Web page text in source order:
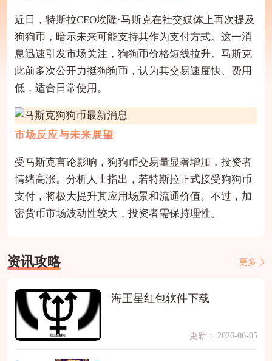
近日，特斯拉CEO埃隆·马斯克在社交媒体上再次提及
狗狗币，暗示未来可能支持其作为支付方式。这一消
息迅速引发市场关注，狗狗币价格短线拉升。马斯克
此前多次公开力挺狗狗币，认为其交易速度快、费用
低，适合日常使用。
市场反应与未来展望
受马斯克言论影响，狗狗币交易量显著增加，投资者
情绪高涨。分析人士指出，若特斯拉正式接受狗狗币
支付，将极大提升其应用场景和流通价值。不过，加
密货币市场波动性较大，投资者需保持理性。
资讯攻略 更多
海王星红包软件下载
更新： 2026-06-05